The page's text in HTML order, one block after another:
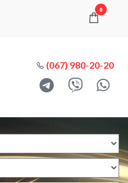
0
(067) 980-20-20